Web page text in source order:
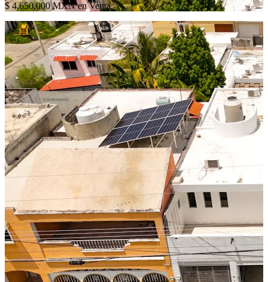
$ 4,650,000 MXN en Venta